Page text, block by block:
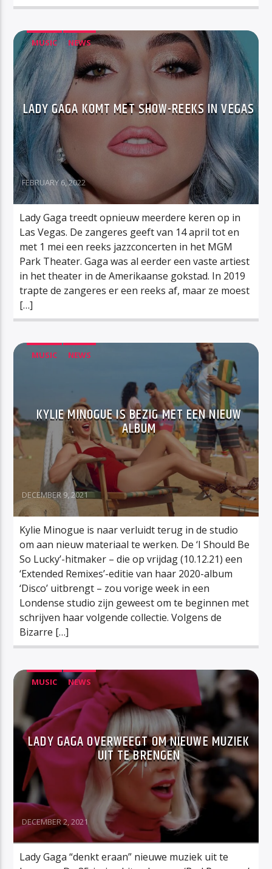
MUSIC NEWS
LADY GAGA KOMT MET SHOW-REEKS IN VEGAS
FEBRUARY 6, 2022
Lady Gaga treedt opnieuw meerdere keren op in
Las Vegas. De zangeres geeft van 14 april tot en
met 1 mei een reeks jazzconcerten in het MGM
Park Theater. Gaga was al eerder een vaste artiest
in het theater in de Amerikaanse gokstad. In 2019
trapte de zangeres er een reeks af, maar ze moest
[…]
MUSIC NEWS
KYLIE MINOGUE IS BEZIG MET EEN NIEUW
ALBUM
DECEMBER 9, 2021
Kylie Minogue is naar verluidt terug in de studio
om aan nieuw materiaal te werken. De ‘I Should Be
So Lucky’-hitmaker – die op vrijdag (10.12.21) een
‘Extended Remixes’-editie van haar 2020-album
‘Disco’ uitbrengt – zou vorige week in een
Londense studio zijn geweest om te beginnen met
schrijven haar volgende collectie. Volgens de
Bizarre […]
MUSIC NEWS
LADY GAGA OVERWEEGT OM NIEUWE MUZIEK
UIT TE BRENGEN
DECEMBER 2, 2021
Lady Gaga “denkt eraan” nieuwe muziek uit te